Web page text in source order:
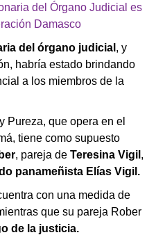
del Órgano Judicial es
Damasco
del órgano judicial , y
habría estado brindando
a los miembros de la
Pureza, que opera en el
tiene como supuesto
, pareja de Teresina Vigil ,
panameñista Elías Vigil.
con una medida de
que su pareja Rober
de la justicia.